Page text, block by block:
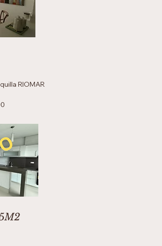
RIOMAR